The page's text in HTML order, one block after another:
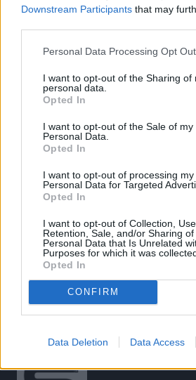
Downstream Participants that may
Personal Data Processing Opt
I want to opt-out of the Sharing of
personal data.
Opted In
I want to opt-out of the Sale of my
Personal Data.
Opted In
I want to opt-out of processing my
Personal Data for Targeted
Opted In
I want to opt-out of Collection, Use,
Retention, Sale, and/or Sharing of
Personal Data that Is Unrelated
Purposes for which it was
Opted In
CONFIRM
Data Deletion Data Access
Το άρθρο δεν έχει ακόμα βαθμολογηθεί.
Βαθμολογήστε αυτό το άρθρο:
★★★
(προκριματικοί)- Οι 16 των
τελικών σειρών στα 200μ.